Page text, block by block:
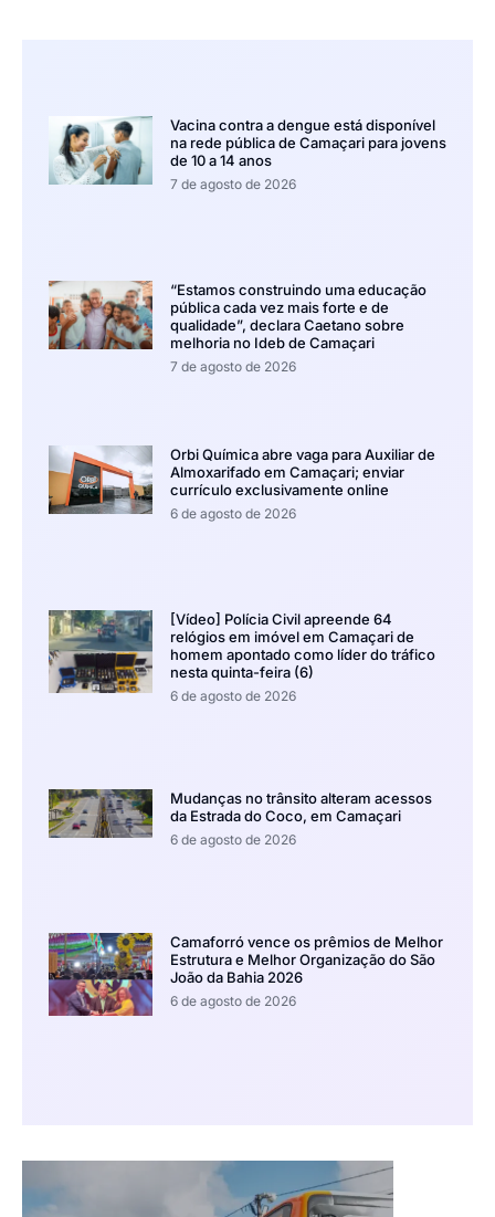
Vacina contra a dengue está disponível
na rede pública de Camaçari para jovens
de 10 a 14 anos
7 de agosto de 2026
“Estamos construindo uma educação
pública cada vez mais forte e de
qualidade”, declara Caetano sobre
melhoria no Ideb de Camaçari
7 de agosto de 2026
Orbi Química abre vaga para Auxiliar de
Almoxarifado em Camaçari; enviar
currículo exclusivamente online
6 de agosto de 2026
[Vídeo] Polícia Civil apreende 64
relógios em imóvel em Camaçari de
homem apontado como líder do tráfico
nesta quinta-feira (6)
6 de agosto de 2026
Mudanças no trânsito alteram acessos
da Estrada do Coco, em Camaçari
6 de agosto de 2026
Camaforró vence os prêmios de Melhor
Estrutura e Melhor Organização do São
João da Bahia 2026
6 de agosto de 2026